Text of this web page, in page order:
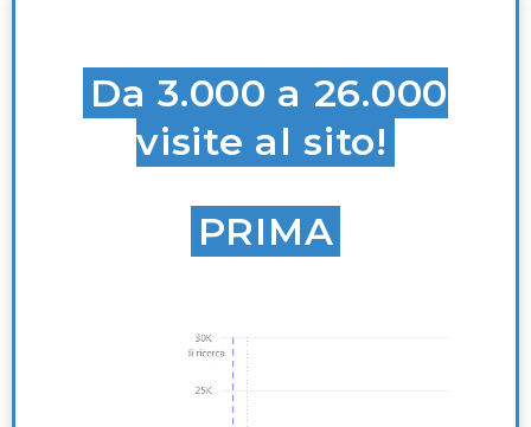
Da 3.000 a 26.000
visite al sito!
PRIMA